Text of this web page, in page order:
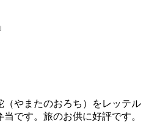
やまたのおろち）をレッテル
です。旅のお供に好評です。